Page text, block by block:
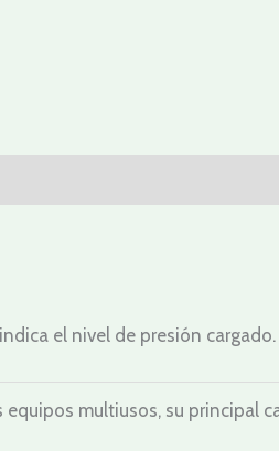
el nivel de presión
multiusos, su principal